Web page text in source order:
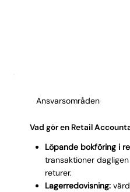
Ansvarsområden
Vad gör en Retail
Löpande bokföring i
transaktioner
returer.
Lagerredovisning: